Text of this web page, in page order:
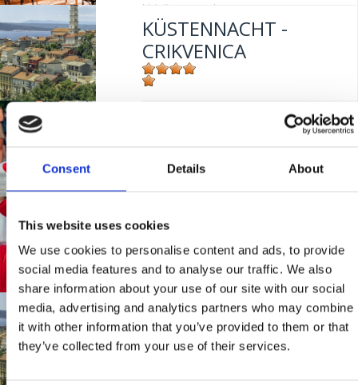
Consent Details About
This website uses cookies
We use cookies to personalise content and ads, to provide
social media features and to analyse our traffic. We also
share information about your use of our site with our social
media, advertising and analytics partners who may combine
it with other information that you’ve provided to them or that
they’ve collected from your use of their services.
Udaljenost od mora:
KÜSTENNACHT -
CRIKVENICA
POULIČNÝCH
Mjesto:Mjesto: Crikvenica
8. CRIKVART -
FESTIVAL ULIČNIH
ZABAVLJAČA
Mjesto:Mjesto: Crikvenica
CELEBRATION OF
VICTORY